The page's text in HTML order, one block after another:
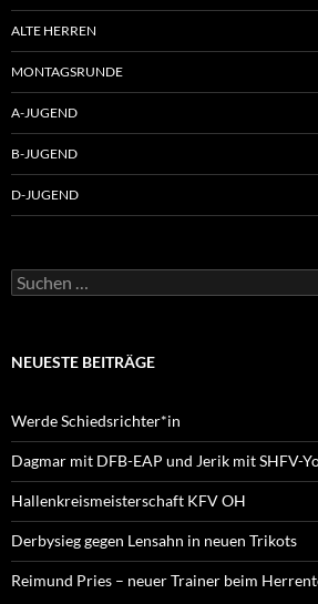
ALTE HERREN
MONTAGSRUNDE
A-JUGEND
B-JUGEND
D-JUGEND
Suchen
nach:
NEUESTE BEITRÄGE
Werde Schiedsrichter*in
Dagmar mit DFB-EAP und Jerik mit SHFV-
Hallenkreismeisterschaft KFV OH
Derbysieg gegen Lensahn in neuen Trikots
Reimund Pries – neuer Trainer beim